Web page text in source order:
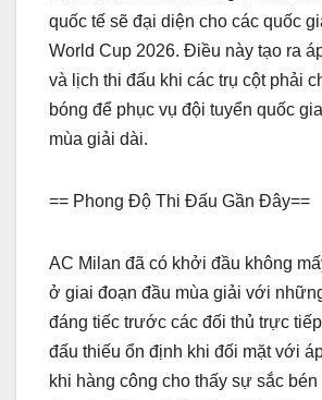
quốc tế sẽ đại diện cho các quốc
World Cup 2026. Điều này tạo ra
và lịch thi đấu khi các trụ cột phải
bóng để phục vụ đội tuyển quốc
mùa giải dài.
== Phong Độ Thi Đấu Gần Đây==
AC Milan đã có khởi đầu không
ở giai đoạn đầu mùa giải với
đáng tiếc trước các đối thủ trực
đấu thiếu ổn định khi đối mặt với
khi hàng công cho thấy sự sắc bén